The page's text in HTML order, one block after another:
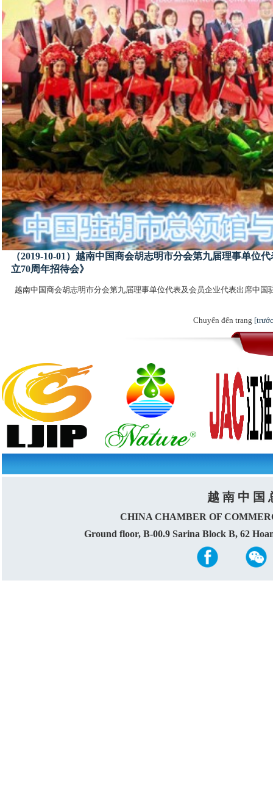
（2019-10-01）越南中国商会胡志明市分会第九届理事单
立70周年招待会》
越南中国商会胡志明市分会第九届理事单位代表及会员企业代表出席中
Chuyển đến trang
越 南 中 国
CHINA CHAMBER OF
Ground floor, B-00.9 Sarina Block B, 62